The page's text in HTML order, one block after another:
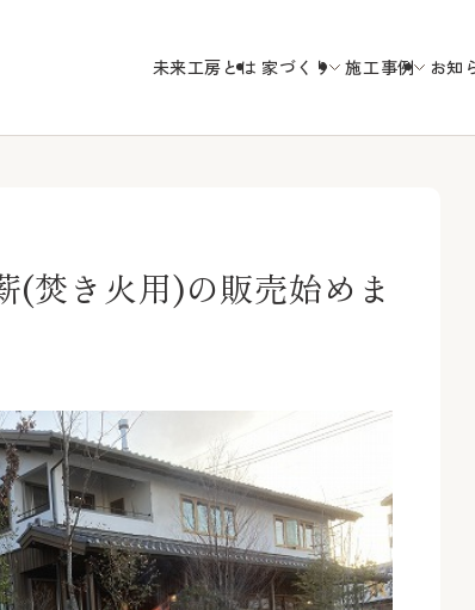
未来工房とは
未来工房の
家づくり 施工事例 お知
(焚き火用)の販売始めま